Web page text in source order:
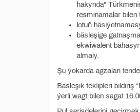
hakynda"
resminamalar bilen
lotuň
bäsleşige
ekwiwalent
almaly.
Şu ýokarda agzalan
Bäsleşik teklipleri bildiriş
ýerli wagt bilen sagat